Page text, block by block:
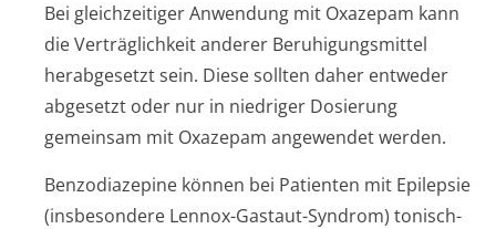
Bei gleichzeitiger Anwendung mit Oxazepam kann
die Verträglichkeit anderer Beruhigungsmittel
herabgesetzt sein. Diese sollten daher entweder
abgesetzt oder nur in niedriger Dosierung
gemeinsam mit Oxazepam angewendet werden.
Benzodiazepine können bei Patienten mit Epilepsie
(insbesondere Lennox-Gastaut-Syndrom) tonisch-